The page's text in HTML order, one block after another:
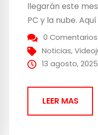
llegarán este
PC y la nube.
Semana del 4 de
agosto (Nube,
Ultimate, PC...
0 Comentarios
Noticias,
13 agosto, 2025
LEER MAS